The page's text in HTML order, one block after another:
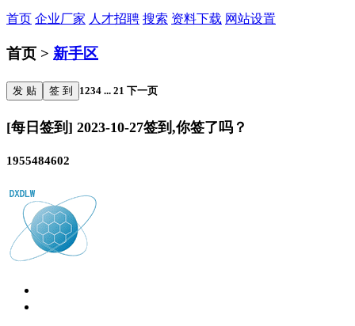
首页 企业厂家 人才招聘 搜索 资料下载 网站设置
首页 > 新手区
发 贴 签 到 1234 ... 21 下一页
[每日签到] 2023-10-27签到,你签了吗？
1955484602